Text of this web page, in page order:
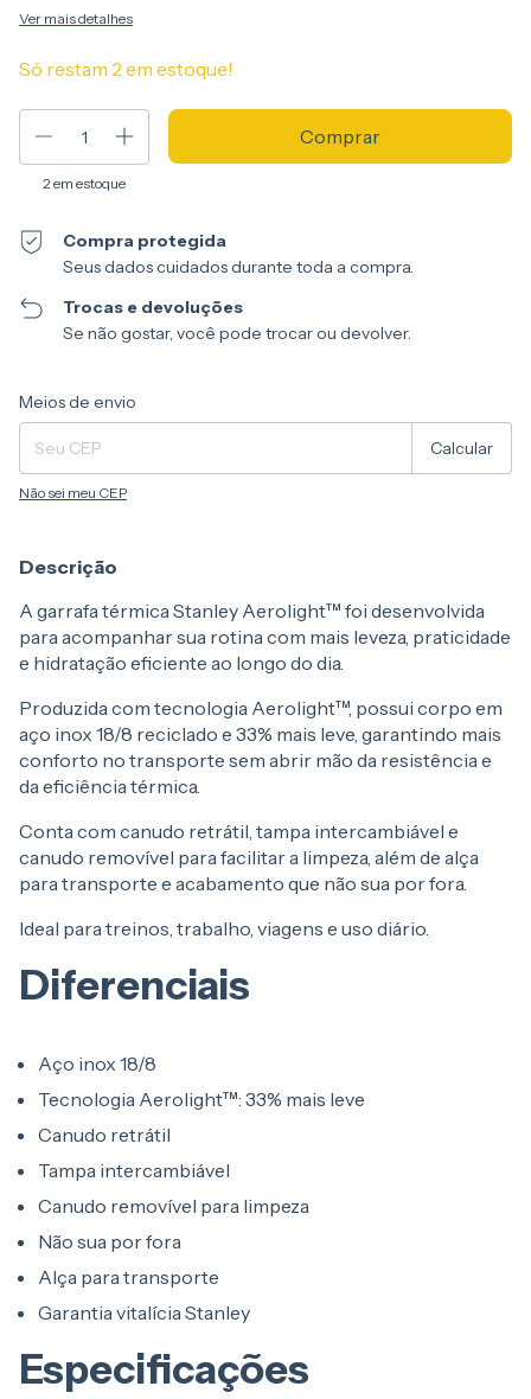
Ver mais detalhes
Só restam 2 em estoque!
2 em estoque
Compra protegida
Seus dados cuidados durante toda a compra.
Trocas e devoluções
Se não gostar, você pode trocar ou devolver.
Entregas para o CEP:
Meios de envio
Calcular
Não sei meu CEP
Descrição
A garrafa térmica Stanley Aerolight™ foi desenvolvida
para acompanhar sua rotina com mais leveza, praticidade
e hidratação eficiente ao longo do dia.
Produzida com tecnologia Aerolight™, possui corpo em
aço inox 18/8 reciclado e 33% mais leve, garantindo mais
conforto no transporte sem abrir mão da resistência e
da eficiência térmica.
Conta com canudo retrátil, tampa intercambiável e
canudo removível para facilitar a limpeza, além de alça
para transporte e acabamento que não sua por fora.
Ideal para treinos, trabalho, viagens e uso diário.
Diferenciais
Aço inox 18/8
Tecnologia Aerolight™: 33% mais leve
Canudo retrátil
Tampa intercambiável
Canudo removível para limpeza
Não sua por fora
Alça para transporte
Garantia vitalícia Stanley
Especificações